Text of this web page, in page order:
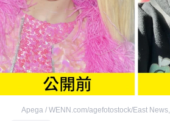
Apega / WENN.com/agefotostock/East News,